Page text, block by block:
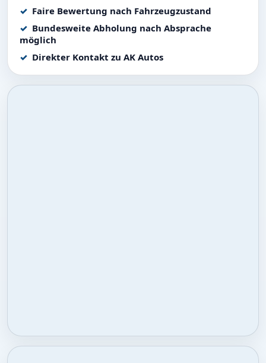
Faire Bewertung nach Fahrzeugzustand
Bundesweite Abholung nach Absprache
möglich
Direkter Kontakt zu AK Autos